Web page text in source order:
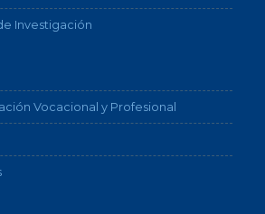
Investigación
Vocacional y Profesional